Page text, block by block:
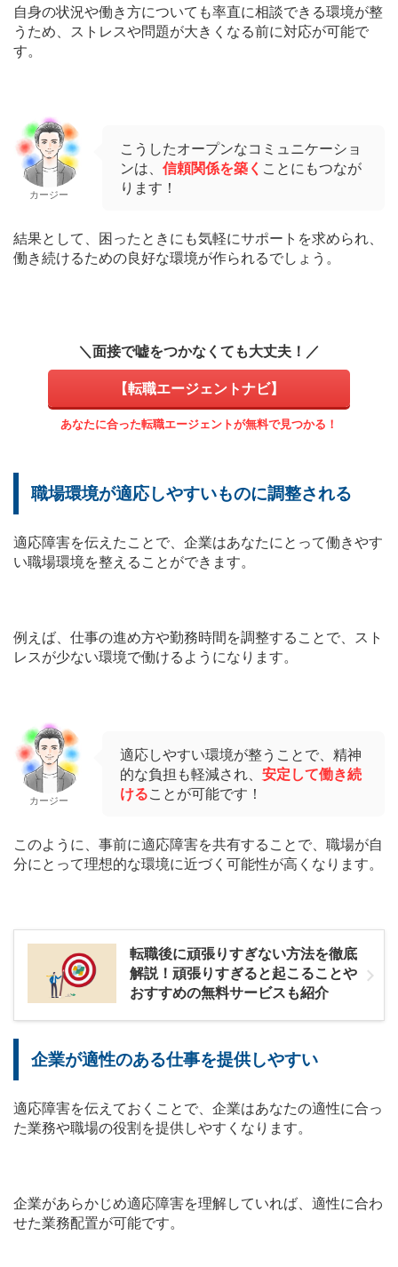
自身の状況や働き方についても率直に相談できる環境が整
うため、ストレスや問題が大きくなる前に対応が可能で
す。
カージー
こうしたオープンなコミュニケーショ
ンは、 信頼関係を築く ことにもつなが
ります！
結果として、困ったときにも気軽にサポートを求められ、
働き続けるための良好な環境が作られるでしょう。
＼面接で嘘をつかなくても大丈夫！／
【転職エージェントナビ】
あなたに合った転職エージェントが無料で見つかる！
職場環境が適応しやすいものに調整される
適応障害を伝えたことで、企業はあなたにとって働きやす
い職場環境を整えることができます。
例えば、仕事の進め方や勤務時間を調整することで、スト
レスが少ない環境で働けるようになります。
カージー
適応しやすい環境が整うことで、精神
的な負担も軽減され、 安定して働き続
けることが可能です！
このように、事前に適応障害を共有することで、職場が自
分にとって理想的な環境に近づく可能性が高くなります。
転職後に頑張りすぎない方法を徹底
解説！頑張りすぎると起こることや
おすすめの無料サービスも紹介
企業が適性のある仕事を提供しやすい
適応障害を伝えておくことで、企業はあなたの適性に合っ
た業務や職場の役割を提供しやすくなります。
企業があらかじめ適応障害を理解していれば、適性に合わ
せた業務配置が可能です。